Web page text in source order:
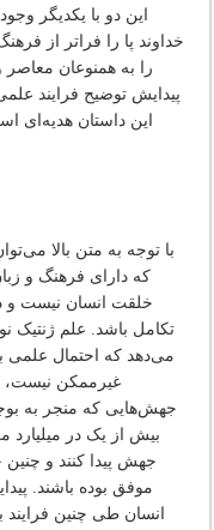
این دو با یکدیگر
خداوند پا را فراتر از
را به همنوعان
پیدایش توضیح فرایند
این داستان هدیه‌ای
با توجه به متن بالا
که دارای فرهنگ و
خلقت انسان نیست و
تکامل باشد. علم ژنتیک
می‌دهد که احتمال علمی
غیرممکن نیست،
جهش‌هایی که منجر به
بیش از یک در میلیارد
جهش پیدا کنند و
انسان طی چنین فرایند